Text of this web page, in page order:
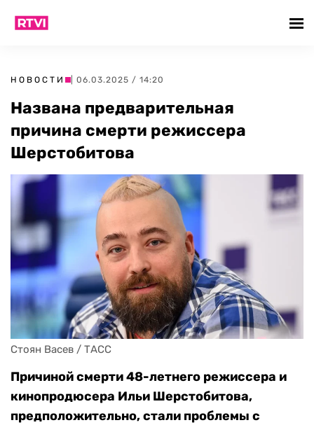
НОВОСТИ | 06.03.2025 / 14:20
Названа предварительная
причина смерти режиссера
Шерстобитова
Стоян Васев / ТАСС
Причиной смерти 48-летнего режиссера и
кинопродюсера Ильи Шерстобитова,
предположительно, стали проблемы с